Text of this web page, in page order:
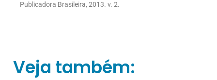
Publicadora Brasileira, 2013. v. 2.
Veja também: